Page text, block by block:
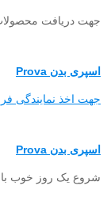
جهت دریافت
اسپری بدن Prova
جهت اخذ نمایندگی فروش
اسپری بدن Prova
شروع یک روز خوب با